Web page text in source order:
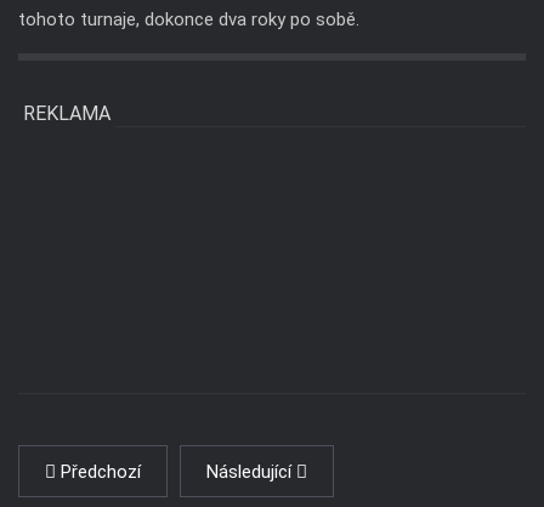
tohoto turnaje, dokonce dva roky po sobě.
REKLAMA
Předchozí Následující